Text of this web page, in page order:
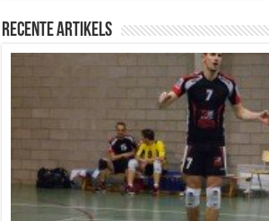
Recente artikels